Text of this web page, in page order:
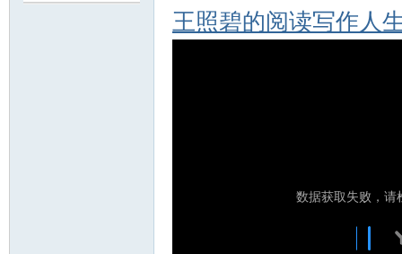
王照碧的阅读写作人